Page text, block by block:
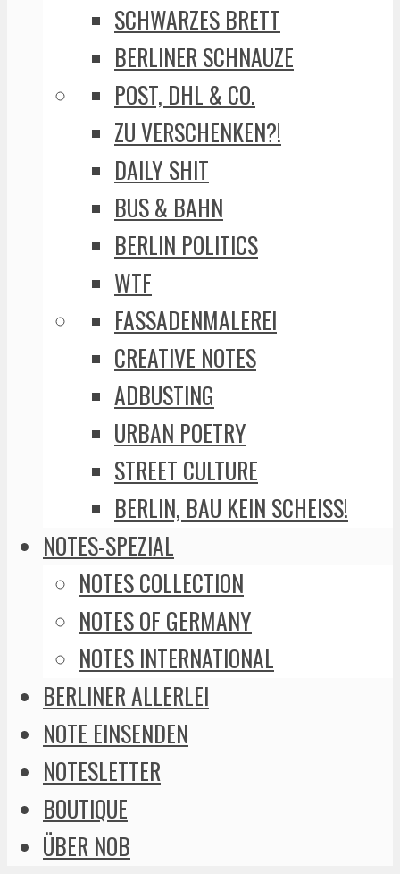
SCHWARZES BRETT
BERLINER SCHNAUZE
POST, DHL & CO.
ZU VERSCHENKEN?!
DAILY SHIT
BUS & BAHN
BERLIN POLITICS
WTF
FASSADENMALEREI
CREATIVE NOTES
ADBUSTING
URBAN POETRY
STREET CULTURE
BERLIN, BAU KEIN SCHEISS!
NOTES-SPEZIAL
NOTES COLLECTION
NOTES OF GERMANY
NOTES INTERNATIONAL
BERLINER ALLERLEI
NOTE EINSENDEN
NOTESLETTER
BOUTIQUE
ÜBER NOB